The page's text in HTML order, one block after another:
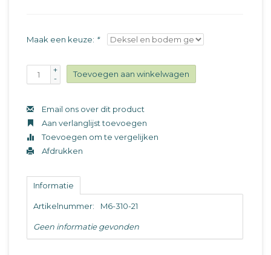
Maak een keuze: *
+
-
Toevoegen aan winkelwagen
Email ons over dit product
Aan verlanglijst toevoegen
Toevoegen om te vergelijken
Afdrukken
Informatie
Artikelnummer: M6-310-21
Geen informatie gevonden